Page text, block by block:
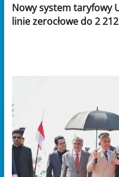
Nowy system taryfowy
linie zerocłowe do 2 212